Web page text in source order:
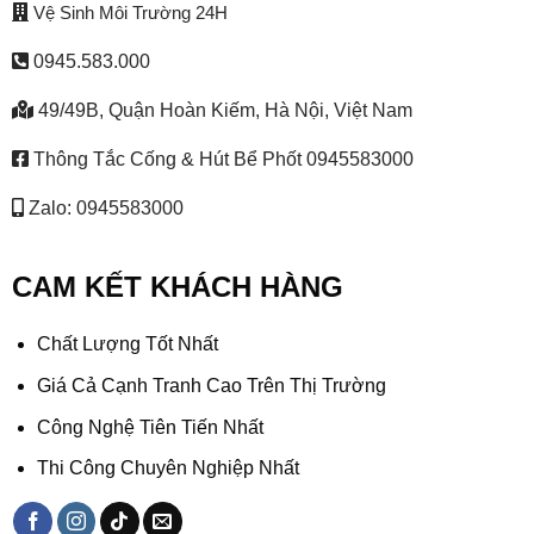
Vệ Sinh Môi Trường 24H
0945.583.000
49/49B, Quận Hoàn Kiếm, Hà Nội, Việt Nam
Thông Tắc Cống & Hút Bể Phốt 0945583000
Zalo: 0945583000
CAM KẾT KHÁCH HÀNG
Chất Lượng Tốt Nhất
Giá Cả Cạnh Tranh Cao Trên Thị Trường
Công Nghệ Tiên Tiến Nhất
Thi Công Chuyên Nghiệp Nhất